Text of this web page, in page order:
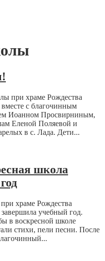
при храме Рождества
с благочинным
Иоанном Просвирниным,
Еленой Поляевой и
в с. Лада. Дети...
школа
храме Рождества
учебный год.
в воскресной школе
стихи, пели песни. После